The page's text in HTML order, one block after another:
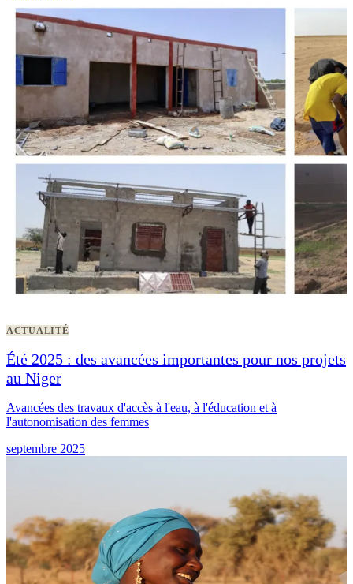
ACTUALITÉ
Été 2025 : des avancées importantes pour nos projets
au Niger
Avancées des travaux d'accès à l'eau, à l'éducation et à
l'autonomisation des femmes
septembre 2025